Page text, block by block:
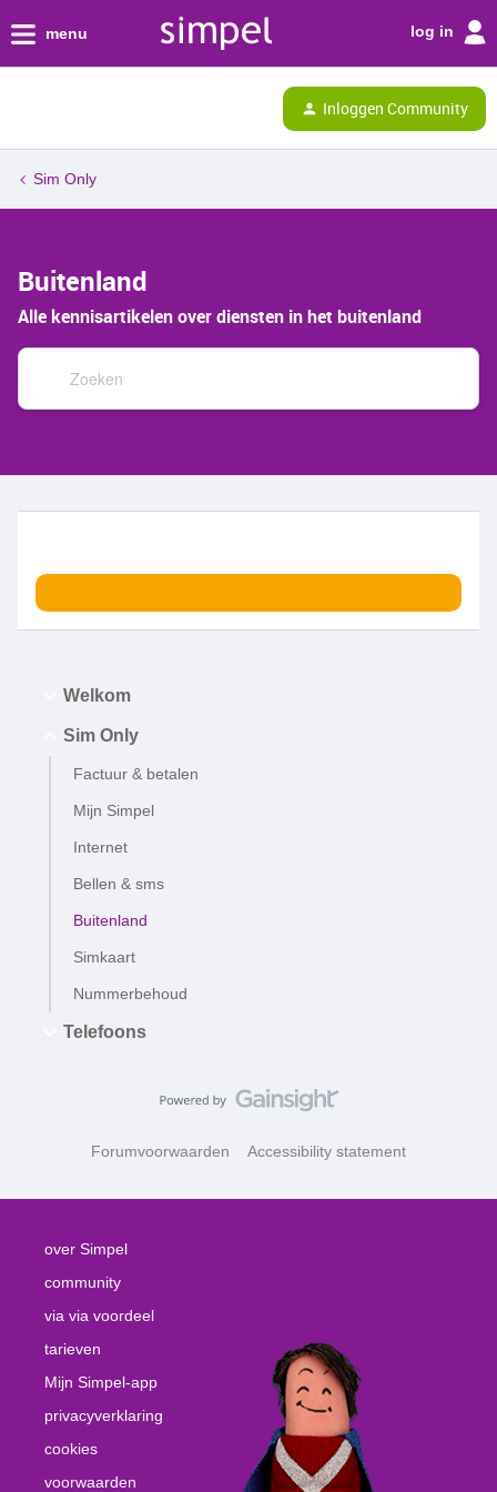
menu log in
Inloggen Community
Sim Only
Buitenland
Alle kennisartikelen over diensten in het buitenland
Welkom
Sim Only
Factuur & betalen
Mijn Simpel
Internet
Bellen & sms
Buitenland
Simkaart
Nummerbehoud
Telefoons
Forumvoorwaarden Accessibility statement
over Simpel
community
via via voordeel
tarieven
Mijn Simpel-app
privacyverklaring
cookies
voorwaarden